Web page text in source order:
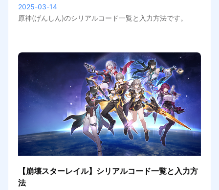
2025-03-14
原神(げんしん)のシリアルコード一覧と入力方法です。
【崩壊スターレイル】シリアルコード一覧と入力方
法